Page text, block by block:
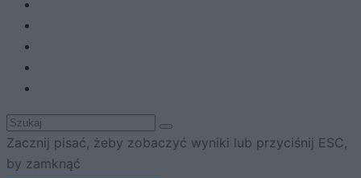
Zacznij pisać, żeby zobaczyć wyniki lub przyciśnij ESC,
by zamknąć